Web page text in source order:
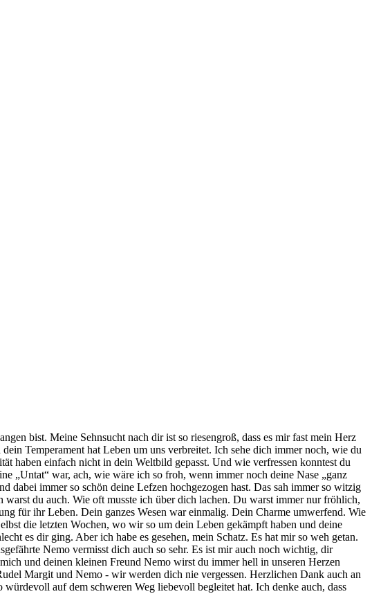
bist. Meine Sehnsucht nach dir ist so riesengroß, dass es mir fast mein Herz
Temperament hat Leben um uns verbreitet. Ich sehe dich immer noch, wie du
haben einfach nicht in dein Weltbild gepasst. Und wie verfressen konntest du
„Untat“ war, ach, wie wäre ich so froh, wenn immer noch deine Nase „ganz
dabei immer so schön deine Lefzen hochgezogen hast. Das sah immer so witzig
du auch. Wie oft musste ich über dich lachen. Du warst immer nur fröhlich,
für ihr Leben. Dein ganzes Wesen war einmalig. Dein Charme umwerfend. Wie
die letzten Wochen, wo wir so um dein Leben gekämpft haben und deine
es dir ging. Aber ich habe es gesehen, mein Schatz. Es hat mir so weh getan.
Nemo vermisst dich auch so sehr. Es ist mir auch noch wichtig, dir
und deinen kleinen Freund Nemo wirst du immer hell in unseren Herzen
Margit und Nemo - wir werden dich nie vergessen. Herzlichen Dank auch an
auf dem schweren Weg liebevoll begleitet hat. Ich denke auch, dass